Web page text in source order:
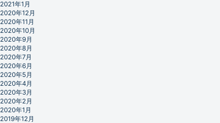
2021年1月
2020年12月
2020年11月
2020年10月
2020年9月
2020年8月
2020年7月
2020年6月
2020年5月
2020年4月
2020年3月
2020年2月
2020年1月
2019年12月